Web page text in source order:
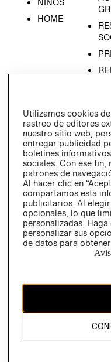
NIÑOS
HOME
CAMBIAR REGIÓN
Utilizamos cookies
rastreo de editores
nuestro sitio web,
entregar publicidad
boletines
sociales. Con ese
patrones de
Al hacer clic en
compartamos esta
publicitarios. Al elegir
opcionales, lo que
personalizadas.
personalizar sus
de datos para